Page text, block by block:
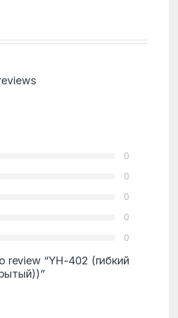
0
0
0
0
0
review “YH-402 (гибкий